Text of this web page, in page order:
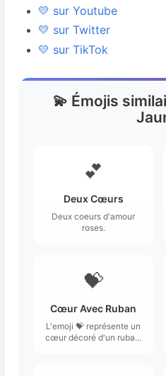
💛 sur Youtube
💛 sur Twitter
💛 sur TikTok
💫 Émojis
💕
Deux Cœurs
Deux coeurs d'amour
roses.
💝
Cœur Avec Ruban
L'emoji 💝 représente un
cœur décoré d'un ruban,